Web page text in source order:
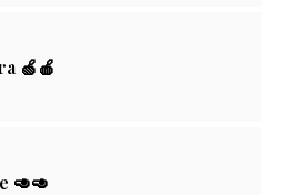
🍏🍎
🥑🥑